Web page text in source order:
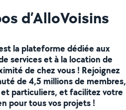
d’AlloVoisins
la plateforme dédiée aux
services et à la location de
de chez vous ! Rejoignez
de 4,5 millions de membres,
particuliers, et facilitez votre
pour tous vos projets !